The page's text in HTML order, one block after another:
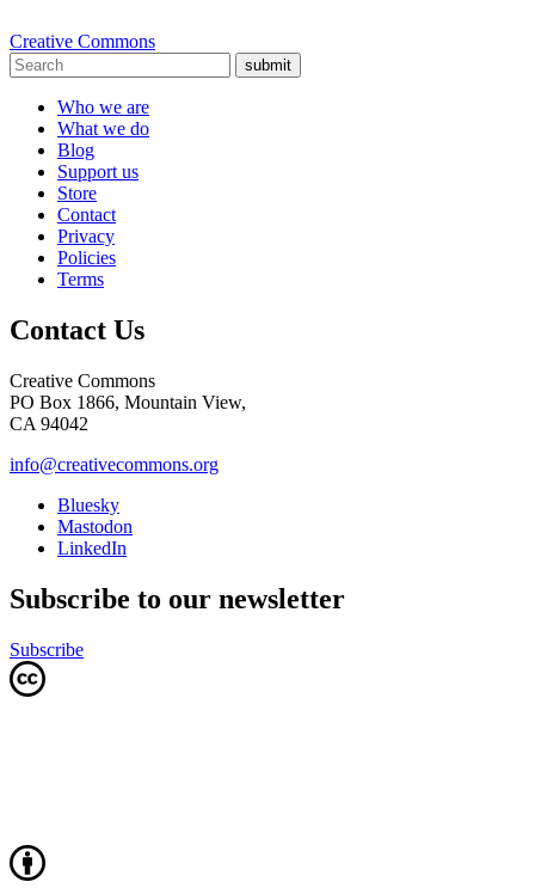
Creative Commons
submit
Who we are
What we do
Blog
Support us
Store
Contact
Privacy
Policies
Terms
Contact Us
Creative Commons
PO Box 1866, Mountain View,
CA 94042
info@creativecommons.org
Bluesky
Mastodon
LinkedIn
Subscribe to our newsletter
Subscribe